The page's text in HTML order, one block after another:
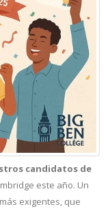
candidatos de
este año. Un
exigentes, que